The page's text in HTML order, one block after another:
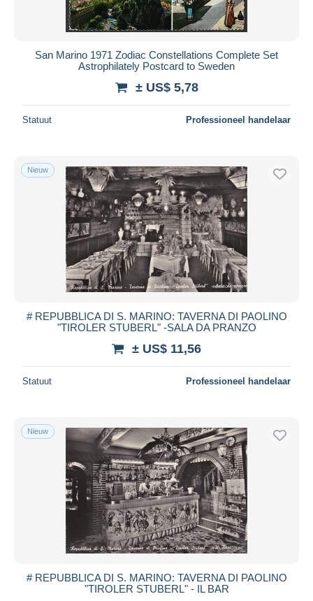
San Marino 1971 Zodiac Constellations Complete Set
Astrophilately Postcard to Sweden
± US$ 5,78
Statuut Professioneel handelaar
Nieuw
# REPUBBLICA DI S. MARINO: TAVERNA DI PAOLINO
"TIROLER STUBERL" -SALA DA PRANZO
± US$ 11,56
Statuut Professioneel handelaar
Nieuw
# REPUBBLICA DI S. MARINO: TAVERNA DI PAOLINO
"TIROLER STUBERL" - IL BAR